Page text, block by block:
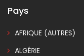
Pays
AFRIQUE (AUTRES)
ALGÉRIE